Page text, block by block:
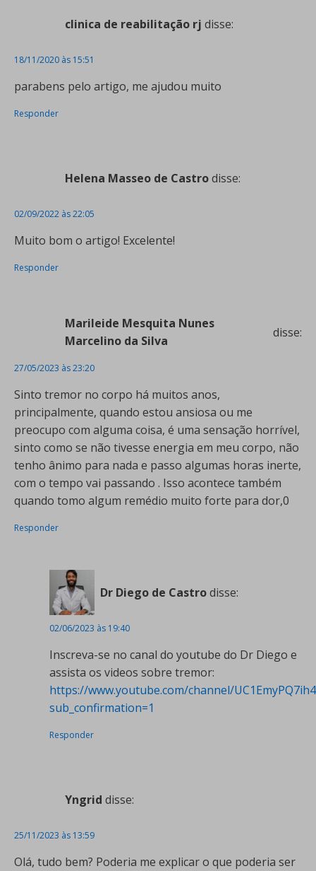
clinica de reabilitação rj disse:
18/11/2020 às 15:51
parabens pelo artigo, me ajudou muito
Responder
Helena Masseo de Castrodisse:
02/09/2022 às 22:05
Muito bom o artigo! Excelente!
Responder
Marileide Mesquita Nunes
Marcelino da Silva
disse:
27/05/2023 às 23:20
Sinto tremor no corpo há muitos anos,
principalmente, quando estou ansiosa ou me
preocupo com alguma coisa, é uma sensação horrível,
sinto como se não tivesse energia em meu corpo, não
tenho ânimo para nada e passo algumas horas inerte,
com o tempo vai passando . Isso acontece também
quando tomo algum remédio muito forte para dor,0
Responder
Dr Diego de Castrodisse:
02/06/2023 às 19:40
Inscreva-se no canal do youtube do Dr Diego e
assista os videos sobre tremor:
https://www.youtube.com/channel/
sub_confirmation=1
Responder
Yngrid disse:
25/11/2023 às 13:59
Olá, tudo bem? Poderia me explicar o que poderia ser